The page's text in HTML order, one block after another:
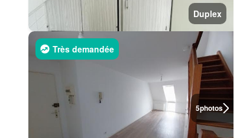
Duplex
5photos
Très demandée